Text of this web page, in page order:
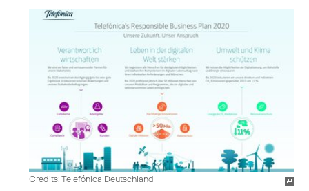
Credits: Telefónica Deutschland